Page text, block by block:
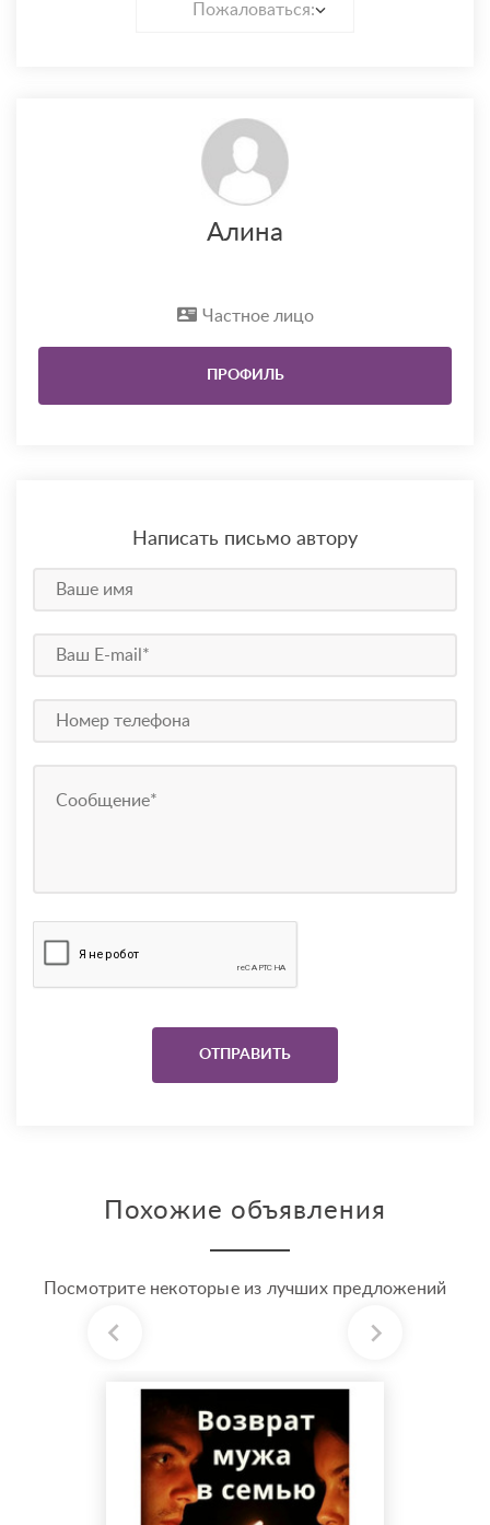
Пожаловаться:
Алина
Частное лицо
ПРОФИЛЬ
Написать письмо автору
Похожие объявления
Посмотрите некоторые из лучших предложений